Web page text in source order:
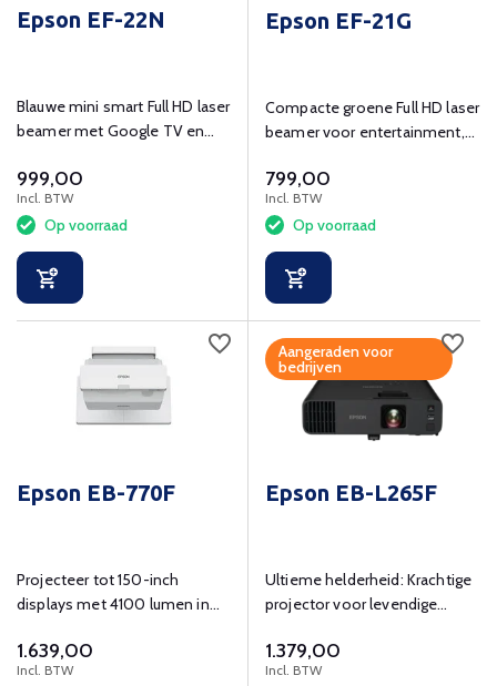
Epson EF-22N
Blauwe mini smart Full HD laser
beamer met Google TV en
standaard
999,00
Incl. BTW
Op voorraad
Epson EF-21G
Compacte groene Full HD laser
beamer voor entertainment,
799,00
Incl. BTW
Op voorraad
Epson EB-770F
Projecteer tot 150-inch
displays met 4100 lumen in
1.639,00
Incl. BTW
Aangeraden voor
bedrijven
Epson EB-L265F
Ultieme helderheid: Krachtige
projector voor levendige
1.379,00
Incl. BTW